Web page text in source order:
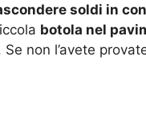
soldi in
botola nel
non l’avete